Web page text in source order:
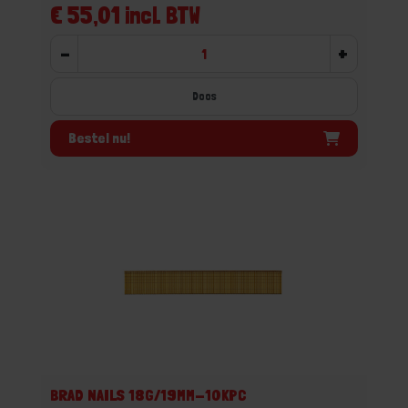
€ 55,01 incl. BTW
- +
Doos
Bestel nu!
BRAD NAILS 18G/19MM-10KPC